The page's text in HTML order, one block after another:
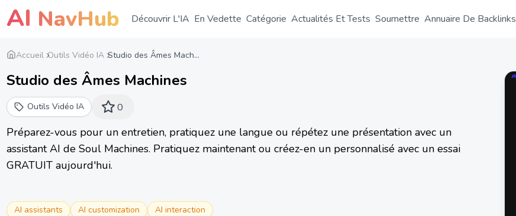
AI NavHub Découvrir L'IA En Vedette Catégorie Actualités Et Tests Soumettre Annuaire De Backlinks
Accueil Outils Vidéo IA Studio des Âmes Mach...
Studio des Âmes Machines
Outils Vidéo IA 0
Préparez-vous pour un entretien, pratiquez une langue ou répétez une présentation avec un
assistant AI de Soul Machines. Pratiquez maintenant ou créez-en un personnalisé avec un essai
GRATUIT aujourd'hui.
AI assistants AI customization AI interaction